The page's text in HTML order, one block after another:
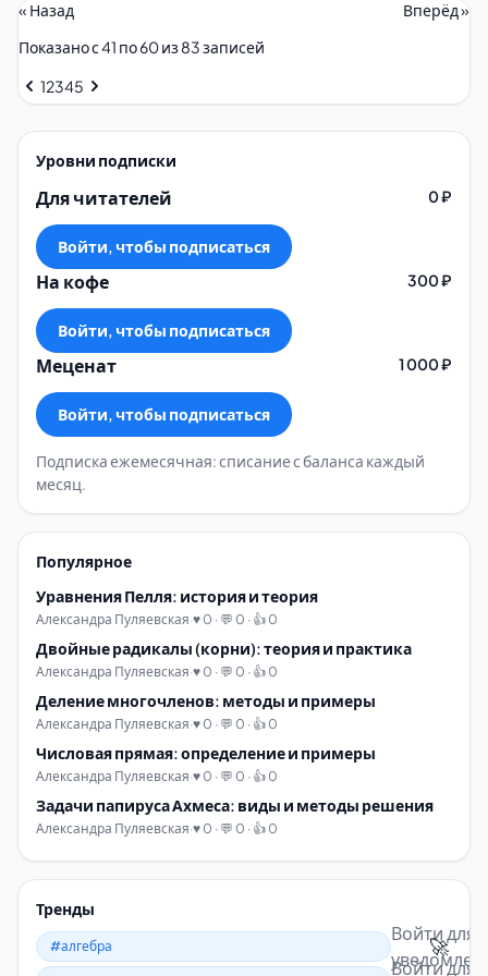
Дополнительно
okruzhnost.pdf
matem-teoriya-okruzhnost-krug.pdf
« Назад
Вперёд »
Показано с41 по60из83записей
12345
Уровни подписки
Для читателей 0 ₽
Войти, чтобы подписаться
На кофе 300 ₽
Войти, чтобы подписаться
Меценат 1 000 ₽
Войти, чтобы подписаться
Подписка ежемесячная: списание с баланса каждый
месяц.
Популярное
Уравнения Пелля: история и теория
Александра Пуляевская·♥ 0 · 💬 0 · 👍 0
Двойные радикалы (корни): теория и практика
Александра Пуляевская·♥ 0 · 💬 0 · 👍 0
Деление многочленов: методы и примеры
Александра Пуляевская·♥ 0 · 💬 0 · 👍 0
Числовая прямая: определение и примеры
Александра Пуляевская·♥ 0 · 💬 0 · 👍 0
Задачи папируса Ахмеса: виды и методы решения
Александра Пуляевская·♥ 0 · 💬 0 · 👍 0
Тренды
#алгебра
Войти для
🚀
Войти для